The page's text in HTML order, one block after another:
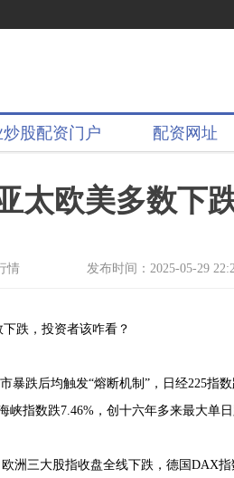
股配资门户 配资网址
太欧美多数下
情 发布时间：2025-05-29
跌，投资者该咋看？
暴跌后均触发“熔断机制”，日经225指
峡指数跌7.46%，创十六年多来最大单
洲三大股指收盘全线下跌，德国DAX